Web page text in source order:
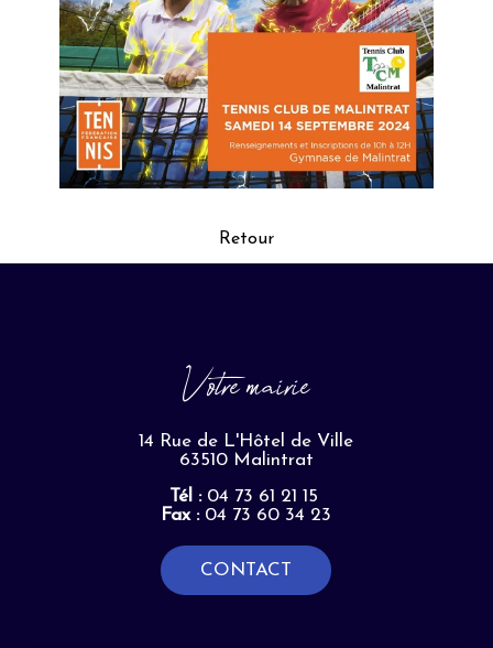
Retour
Votre mairie
14 Rue de L'Hôtel de Ville
63510 Malintrat
Tél :04 73 61 21 15
Fax :04 73 60 34 23
CONTACT